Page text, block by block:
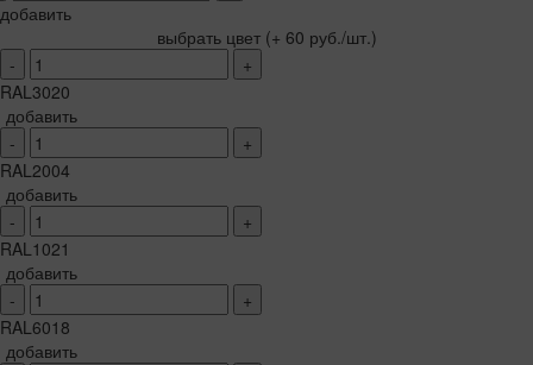
добавить
выбрать цвет (+ 60 руб./шт.)
-
+
RAL3020
добавить
-
+
RAL2004
добавить
-
+
RAL1021
добавить
-
+
RAL6018
добавить